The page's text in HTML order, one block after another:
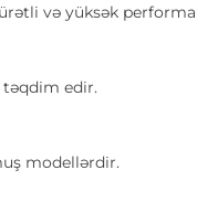
və yüksək
təqdim edir.
modellərdir.